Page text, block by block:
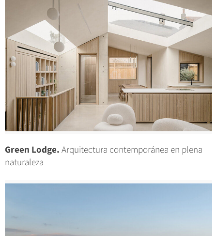
Green Lodge.Arquitectura contemporánea en plena
naturaleza